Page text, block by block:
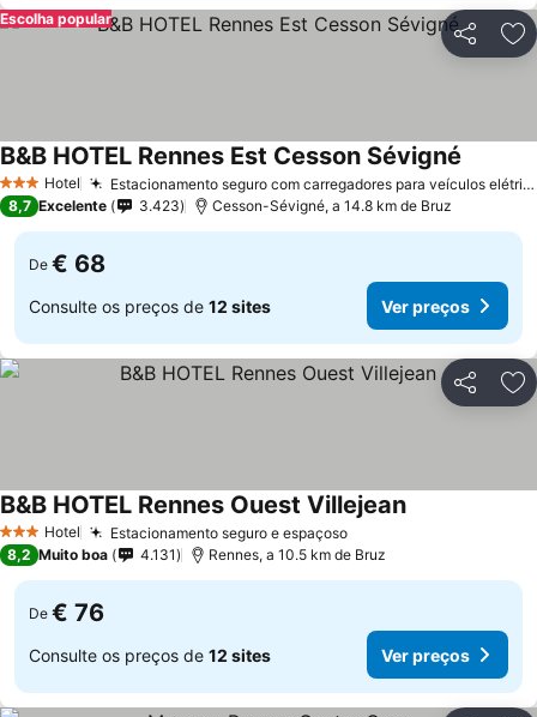
Partilhar
Escolha popular
3 EstrelasHotel Estacionamento seguro com carregadores para veículos elétricos
B&B HOTEL Rennes Est Cesson Sévigné
8,7 Excelente 3.423 Cesson-Sévigné, a 14.8 km de Bruz
De € 68
Consulte os preços de 12 sites Ver preços
Partilhar
3 EstrelasHotel Estacionamento seguro e espaçosoVer preços
B&B HOTEL Rennes Ouest VillejeanVer preços
8,2 Muito boa 4.131 Rennes, a 10.5 km de Bruz
De € 76
Consulte os preços de 12 sites Ver preços